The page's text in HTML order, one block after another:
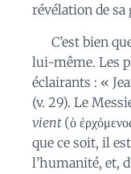
révélation de sa
C’est bien
lui-même. Les
éclairants : «
(v. 29). Le
vient(ὁ
que ce soit, il
l’humanité, et,